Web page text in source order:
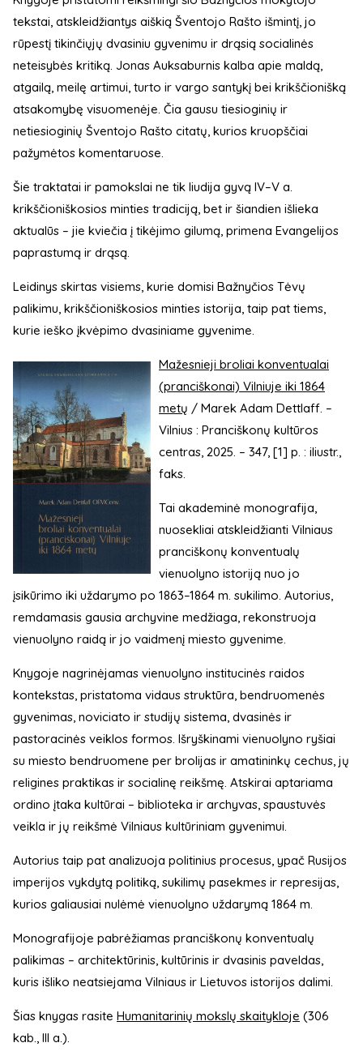
tekstai, atskleidžiantys aiškią Šventojo Rašto išmintį, jo
rūpestį tikinčiųjų dvasiniu gyvenimu ir drąsią socialinės
neteisybės kritiką. Jonas Auksaburnis kalba apie maldą,
atgailą, meilę artimui, turto ir vargo santykį bei krikščionišką
atsakomybę visuomenėje. Čia gausu tiesioginių ir
netiesioginių Šventojo Rašto citatų, kurios kruopščiai
pažymėtos komentaruose.
Šie traktatai ir pamokslai ne tik liudija gyvą IV–V a.
krikščioniškosios minties tradiciją, bet ir šiandien išlieka
aktualūs – jie kviečia į tikėjimo gilumą, primena Evangelijos
paprastumą ir drąsą.
Leidinys skirtas visiems, kurie domisi Bažnyčios Tėvų
palikimu, krikščioniškosios minties istorija, taip pat tiems,
kurie ieško įkvėpimo dvasiniame gyvenime.
Mažesnieji broliai konventualai
(pranciškonai) Vilniuje iki 1864
metų / Marek Adam Dettlaff. –
Vilnius : Pranciškonų kultūros
centras, 2025. – 347, [1] p. : iliustr.,
faks.
Tai akademinė monografija,
nuosekliai atskleidžianti Vilniaus
pranciškonų konventualų
vienuolyno istoriją nuo jo
įsikūrimo iki uždarymo po 1863–1864 m. sukilimo. Autorius,
remdamasis gausia archyvine medžiaga, rekonstruoja
vienuolyno raidą ir jo vaidmenį miesto gyvenime.
Knygoje nagrinėjamas vienuolyno institucinės raidos
kontekstas, pristatoma vidaus struktūra, bendruomenės
gyvenimas, noviciato ir studijų sistema, dvasinės ir
pastoracinės veiklos formos. Išryškinami vienuolyno ryšiai
su miesto bendruomene per brolijas ir amatininkų cechus, jų
religines praktikas ir socialinę reikšmę. Atskirai aptariama
ordino įtaka kultūrai – biblioteka ir archyvas, spaustuvės
veikla ir jų reikšmė Vilniaus kultūriniam gyvenimui.
Autorius taip pat analizuoja politinius procesus, ypač Rusijos
imperijos vykdytą politiką, sukilimų pasekmes ir represijas,
kurios galiausiai nulėmė vienuolyno uždarymą 1864 m.
Monografijoje pabrėžiamas pranciškonų konventualų
palikimas – architektūrinis, kultūrinis ir dvasinis paveldas,
kuris išliko neatsiejama Vilniaus ir Lietuvos istorijos dalimi.
Šias knygas rasite Humanitarinių mokslų skaitykloje (306
kab., III a.).